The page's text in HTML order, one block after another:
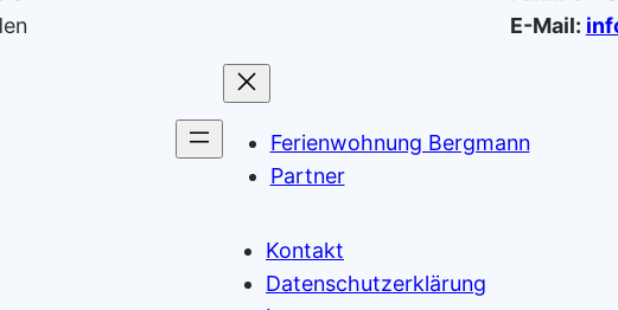
E-Mail:
Ferienwohnung Bergmann
Partner
Kontakt
Datenschutzerklärung